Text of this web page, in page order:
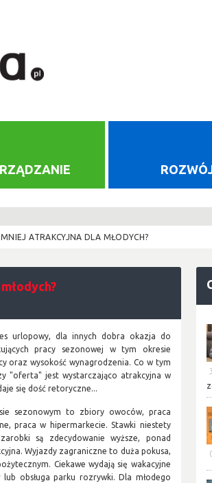
MNIEJ ATRAKCYJNA DLA MŁODYCH?
urlopowy, dla innych dobra okazja do
pracy sezonowej w tym okresie
oraz wysokość wynagrodzenia. Co w tym
"oferta" jest wystarczająco atrakcyjna w
się dość retoryczne...
sezonowym to zbiory owoców, praca
praca w hipermarkecie. Stawki niestety
są zdecydowanie wyższe, ponad
Wyjazdy zagraniczne to duża pokusa,
Ciekawe wydają się wakacyjne
obsługa parku rozrywki. Dla młodego